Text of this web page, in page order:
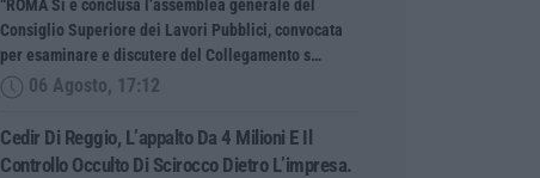
“ROMA Si è conclusa l’assemblea generale del
Consiglio Superiore dei Lavori Pubblici, convocata
per esaminare e discutere del Collegamento s…
06 Agosto, 17:12
Cedir Di Reggio, L’appalto Da 4 Milioni E Il
Controllo Occulto Di Scirocco Dietro L’impresa.